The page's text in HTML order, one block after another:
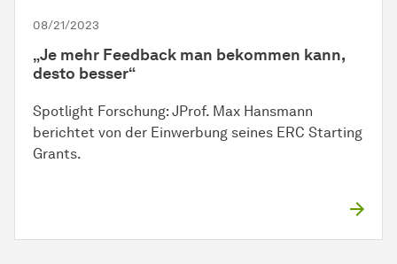
08/21/2023
„Je mehr Feedback man bekommen kann,
desto besser“
Spotlight Forschung: JProf. Max Hansmann
berichtet von der Einwerbung seines ERC Starting
Grants.